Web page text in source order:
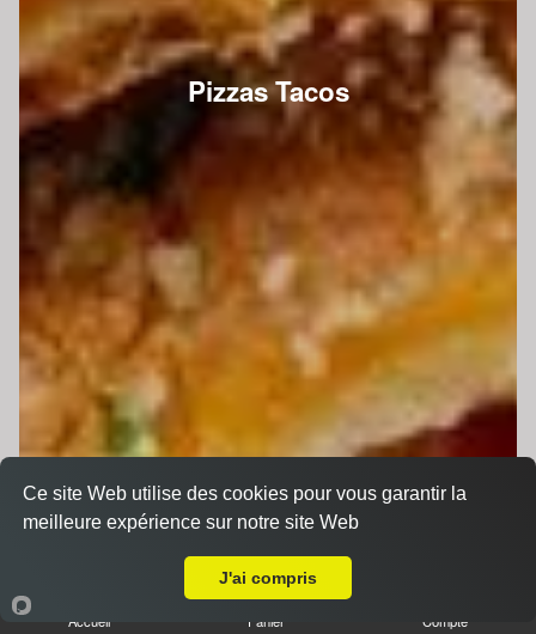
Pizzas Tacos
Accueil Panier Compte
Ce site Web utilise des cookies pour vous garantir la
meilleure expérience sur notre site Web
J'ai compris